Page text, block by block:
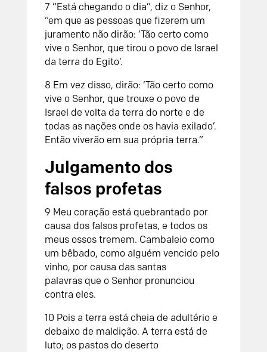
7 “Está chegando o dia”, diz o Senhor,
“em que as pessoas que fizerem um
juramento não dirão: ‘Tão certo como
vive o Senhor, que tirou o povo de Israel
da terra do Egito’.
8 Em vez disso, dirão: ‘Tão certo como
vive o Senhor, que trouxe o povo de
Israel de volta da terra do norte e de
todas as nações onde os havia exilado’.
Então viverão em sua própria terra.”
Julgamento dos
falsos profetas
9 Meu coração está quebrantado por
causa dos falsos profetas, e todos os
meus ossos tremem. Cambaleio como
um bêbado, como alguém vencido pelo
vinho, por causa das santas
palavras que o Senhorpronunciou
contra eles.
10 Pois a terra está cheia de adultério e
debaixo de maldição. A terra está de
luto; os pastos do deserto